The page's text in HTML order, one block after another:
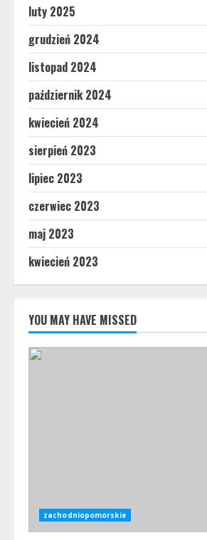
luty 2025
grudzień 2024
listopad 2024
październik 2024
kwiecień 2024
sierpień 2023
lipiec 2023
czerwiec 2023
maj 2023
kwiecień 2023
YOU MAY HAVE MISSED
zachodniopomorskie